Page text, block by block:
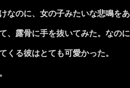
のに、女の子みたいな悲鳴を
露骨に手を抜いてみた。なの
る彼はとても可愛かった。